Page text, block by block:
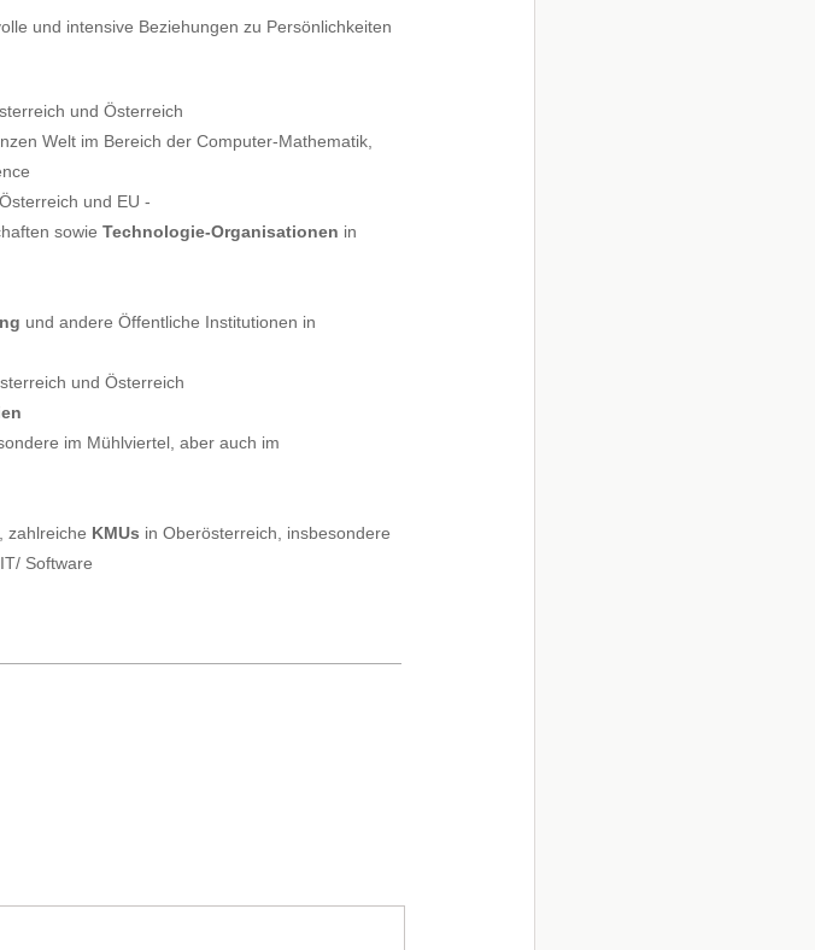
und intensive Beziehungen zu Persönlichkeiten
und Österreich
Welt im Bereich der Computer-Mathematik,
und EU -
sowie Technologie-Organisationen in
und andere Öffentliche Institutionen in
und Österreich
im Mühlviertel, aber auch im
zahlreiche KMUs in Oberösterreich, insbesondere
Software